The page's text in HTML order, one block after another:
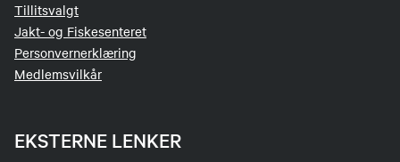
Tillitsvalgt
Jakt- og Fiskesenteret
Personvernerklæring
Medlemsvilkår
EKSTERNE LENKER